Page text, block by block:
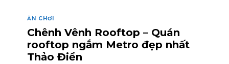
ĂN CHƠI
Chênh Vênh Rooftop – Quán
rooftop ngắm Metro đẹp nhất
Thảo Điền